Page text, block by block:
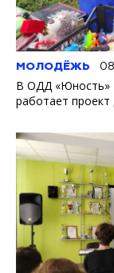
МОЛОДЁЖЬ
В ОДД «Юность»
работает